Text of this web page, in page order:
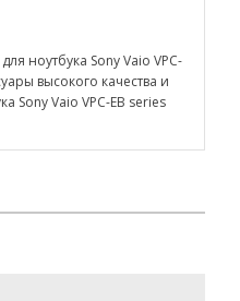
ноутбука Sony Vaio VPC-
высокого качества и
Sony Vaio VPC-EB series